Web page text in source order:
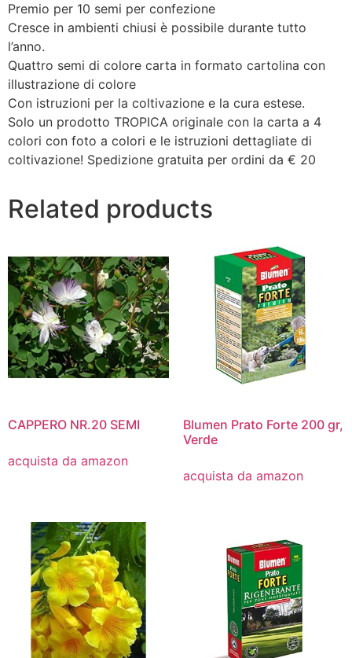
Premio per 10 semi per confezione
Cresce in ambienti chiusi è possibile durante tutto
l’anno.
Quattro semi di colore carta in formato cartolina con
illustrazione di colore
Con istruzioni per la coltivazione e la cura estese.
Solo un prodotto TROPICA originale con la carta a 4
colori con foto a colori e le istruzioni dettagliate di
coltivazione! Spedizione gratuita per ordini da € 20
Related products
CAPPERO NR.20 SEMI
acquista da amazon
Blumen Prato Forte 200 gr,
Verde
acquista da amazon